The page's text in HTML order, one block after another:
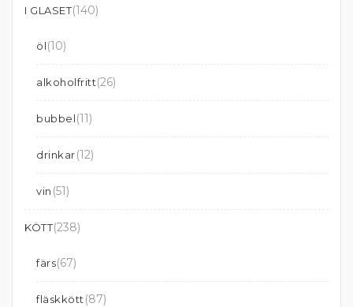
I GLASET(140)
öl(10)
alkoholfritt(26)
bubbel(11)
drinkar(12)
vin (51)
KÖTT(238)
färs(67)
fläskkött (87)